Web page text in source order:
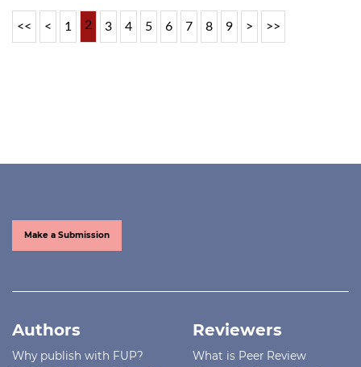
<< < 1 2 3 4 5 6 7 8 9 > >>
Make a Submission
Authors
Why publish with FUP?
Reviewers
What is Peer Review